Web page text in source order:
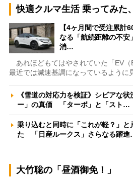
快適クルマ生活 乗ってみた
【4ヶ月間で受注累計
なる「航続距離の不安
消…
あれほどもてはやされていた「EV（
最近では減速基調になっているように
《雪道の対応力を検証》シビアな
ー」の真価 「ターボ」と「スト…
乗り込むと同時に「これが軽？」と
た 「日産ルークス」さらなる躍
大竹聡の「昼酒御免！」